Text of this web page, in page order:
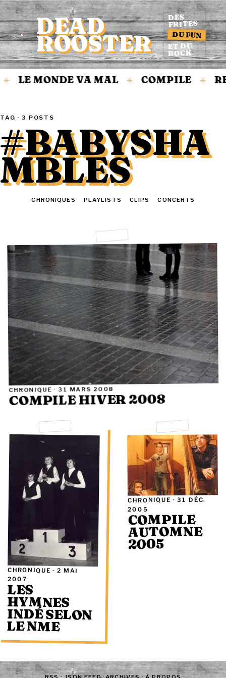
Accueil
DEAD
ROOSTER
DES
FRITES
DU FUN
ET DU
ROCK
LE MONDE VA MAL ✳ COMPILE ✳
TAG · 3 POSTS
#BABYSHA
MBLES
CHRONIQUES PLAYLISTS CLIPS CONCERTS
CHRONIQUE ·31 MARS 2008
COMPILE HIVER 2008
CHRONIQUE ·2 MAI
2007
LES
HYMNES
INDÉ SELON
LE NME
CHRONIQUE ·31 DÉC.
2005
COMPILE
AUTOMNE
2005